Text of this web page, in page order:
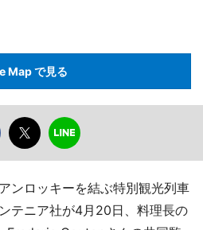
Map で見る
ンロッキーを結ぶ特別観光列車
テニア社が4月20日、料理長の